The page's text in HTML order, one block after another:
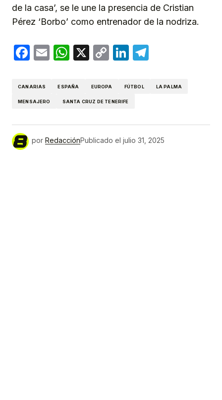
de la casa’, se le une la presencia de Cristian
Pérez ‘Borbo’ como entrenador de la nodriza.
Facebook
EmailWhatsApp
X
CopyLinkedIn
CANARIAS ESPAÑA EUROPA FÚTBOL LA PALMA
MENSAJERO SANTA CRUZ DE TENERIFE
por RedacciónPublicado el julio 31, 2025